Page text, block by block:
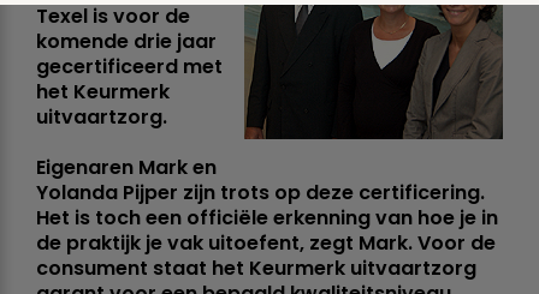
Texel is voor de
komende drie jaar
gecertificeerd met
het Keurmerk
uitvaartzorg.
Eigenaren Mark en
Yolanda Pijper zijn trots op deze certificering.
Het is toch een officiële erkenning van hoe je in
de praktijk je vak uitoefent, zegt Mark. Voor de
consument staat het Keurmerk uitvaartzorg